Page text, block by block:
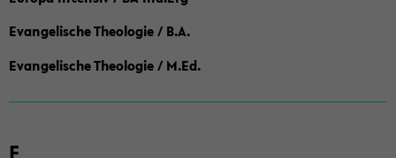
Evangelische Theologie / B.A.
Evangelische Theologie / M.Ed.
F